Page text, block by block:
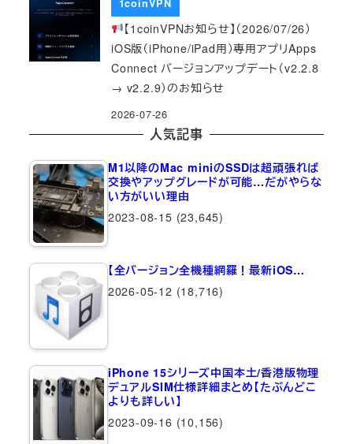
1coinVPN
【1coinVPNお知らせ】（2026/07/26）
iOS版（iPhone/iPad用）専用アプリApps
Connect バージョンアップデート（v2.2.8
→ v2.2.9）のお知らせ
2026-07-26
人気記事
M1以降のMac miniのSSDは超頑張れば
交換やアップグレードが可能…だがやらな
い方がいい理由
2023-08-15 (23,645)
【全バージョン全機種網羅！最新iOS…
2026-05-12 (18,716)
iPhone 15シリーズ中国本土/香港版物理
デュアルSIM仕様詳細まとめ【たぶんどこ
よりも詳しい】
2023-09-16 (10,156)